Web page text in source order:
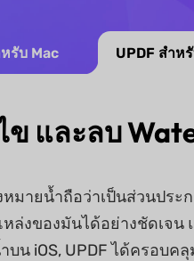
รับ Mac UPDF สำห
ข และลบ
หมายน้ำถือว่าเป็นส่วนปร
ล่งของมันได้อย่างชัดเจน
บน iOS, UPDF ได้ครอบค